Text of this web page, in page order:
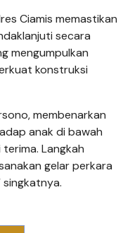
Ciamis memastikan
secara
mengumpulkan
konstruksi
membenarkan
anak di bawah
Langkah
gelar perkara